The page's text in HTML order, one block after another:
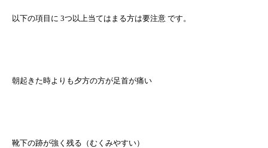
以下の項目に 3つ以上当てはまる方は要注意 です。
朝起きた時よりも夕方の方が足首が痛い
靴下の跡が強く残る（むくみやすい）